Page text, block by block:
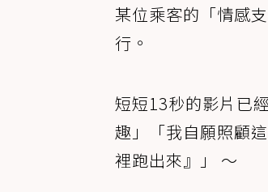
某位乘客的「情感
行。
短短13秒的影片已
趣」「我自願照顧
裡跑出來』」 ～